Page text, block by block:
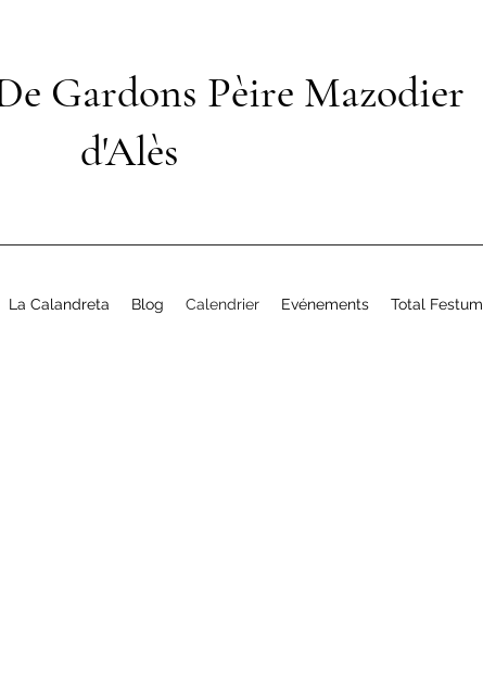
Gardons Pèire Mazodier
d'Alès
La Calandreta Blog Calendrier Evénements Total Festum